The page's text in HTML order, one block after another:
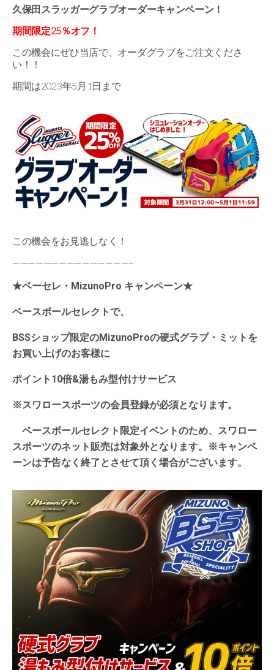
久保田スラッガーグラブオーダーキャンペーン！
期間限定25％オフ！
この機会にぜひ当店で、オーダグラブをご注文くださ
い！！
期間は2023年5月1日まで
この機会をお見逃しなく！
———————————————–
★ベーセレ・MizunoPro キャンペーン★
ベースボールセレクトで、
BSSショップ限定のMizunoProの硬式グラブ・ミットを
お買い上げのお客様に
ポイント10倍&湯もみ型付けサービス
※スワロースポーツの会員登録が必須となります。
ベースボールセレクト限定イベントのため、 スワロー
スポーツのネット販売は対象外となります。※キャンペ
ーンは予告なく終了とさせて頂く場合がございます。